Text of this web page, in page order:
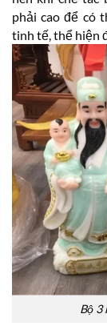
phải cao để có
tinh tế, thể hiện
Bộ 3